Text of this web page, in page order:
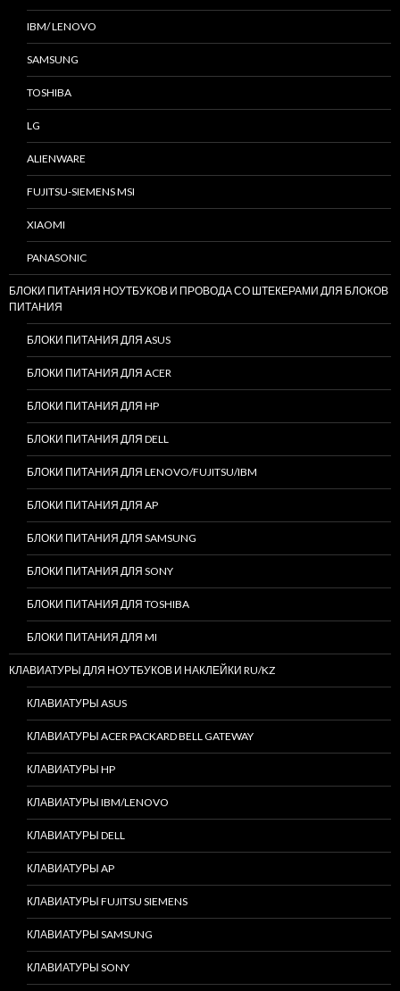
IBM/ LENOVO
SAMSUNG
TOSHIBA
LG
ALIENWARE
FUJITSU-SIEMENS MSI
XIAOMI
PANASONIC
БЛОКИ ПИТАНИЯ НОУТБУКОВ И ПРОВОДА СО ШТЕКЕРАМИ ДЛЯ БЛОКОВ
ПИТАНИЯ
БЛОКИ ПИТАНИЯ ДЛЯ ASUS
БЛОКИ ПИТАНИЯ ДЛЯ ACER
БЛОКИ ПИТАНИЯ ДЛЯ HP
БЛОКИ ПИТАНИЯ ДЛЯ DELL
БЛОКИ ПИТАНИЯ ДЛЯ LENOVO/FUJITSU/IBM
БЛОКИ ПИТАНИЯ ДЛЯ AP
БЛОКИ ПИТАНИЯ ДЛЯ SAMSUNG
БЛОКИ ПИТАНИЯ ДЛЯ SONY
БЛОКИ ПИТАНИЯ ДЛЯ TOSHIBA
БЛОКИ ПИТАНИЯ ДЛЯ MI
КЛАВИАТУРЫ ДЛЯ НОУТБУКОВ И НАКЛЕЙКИ RU/KZ
КЛАВИАТУРЫ ASUS
КЛАВИАТУРЫ ACER PACKARD BELL GATEWAY
КЛАВИАТУРЫ HP
КЛАВИАТУРЫ IBM/LENOVO
КЛАВИАТУРЫ DELL
КЛАВИАТУРЫ AP
КЛАВИАТУРЫ FUJITSU SIEMENS
КЛАВИАТУРЫ SAMSUNG
КЛАВИАТУРЫ SONY